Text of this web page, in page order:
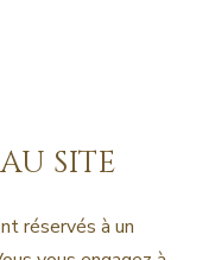
SITE
réservés à un